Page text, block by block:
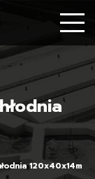
120x40x14m